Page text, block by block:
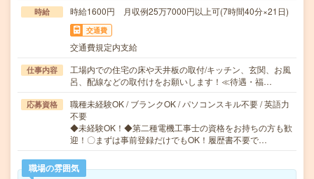
時給 時給1600円 月収例25万7000円以上可(7時間40分×21日)
交通費
交通費規定内支給
仕事内容
工場内での住宅の床や天井板の取付/キッチン、玄関、お風
呂、配線などの取付けをお願いします！≪待遇・福…
応募資格
職種未経験OK / ブランクOK / パソコンスキル不要 / 英語力
不要
◆未経験OK！◆第二種電機工事士の資格をお持ちの方も歓
迎！〇まずは事前登録だけでもOK！履歴書不要で…
職場の雰囲気